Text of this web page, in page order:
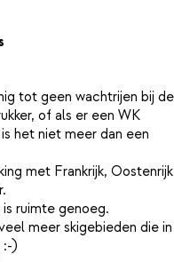
tot geen wachtrijen bij de
of als er een WK
het niet meer dan een
met Frankrijk, Oostenrijk
ruimte genoeg.
meer skigebieden die in
:-)